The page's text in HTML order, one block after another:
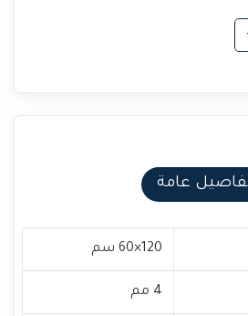
عامة
120×60 سم
4 مم